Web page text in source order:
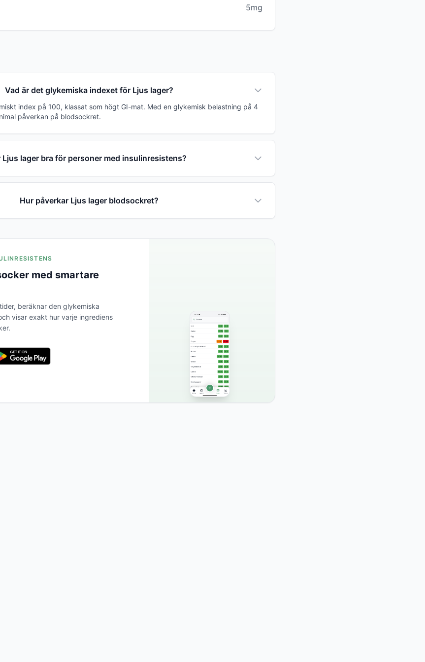
5mg
Vad är det glykemiska indexet för Ljus lager?
index på 100, klassat som högt GI-mat. Med en glykemisk belastning på 4
påverkan på blodsockret.
Ljus lager bra för personer med insulinresistens?
Hur påverkar Ljus lager blodsockret?
med smartare
beräknar den glykemiska
visar exakt hur varje ingrediens